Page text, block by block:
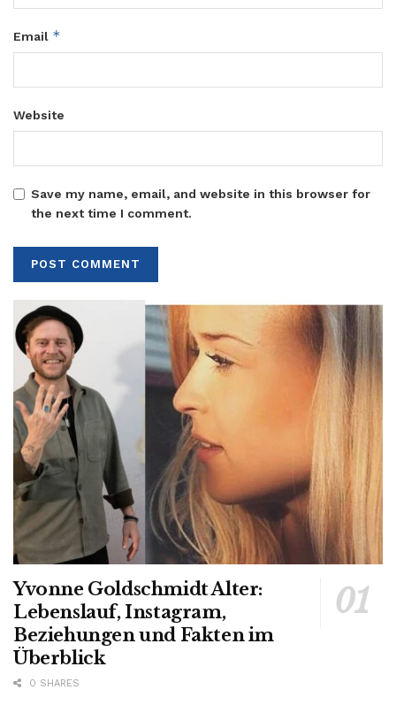
Email *
Website
Save my name, email, and website in this browser for
the next time I comment.
Yvonne Goldschmidt Alter:
Lebenslauf, Instagram,
Beziehungen und Fakten im
Überblick
0 SHARES